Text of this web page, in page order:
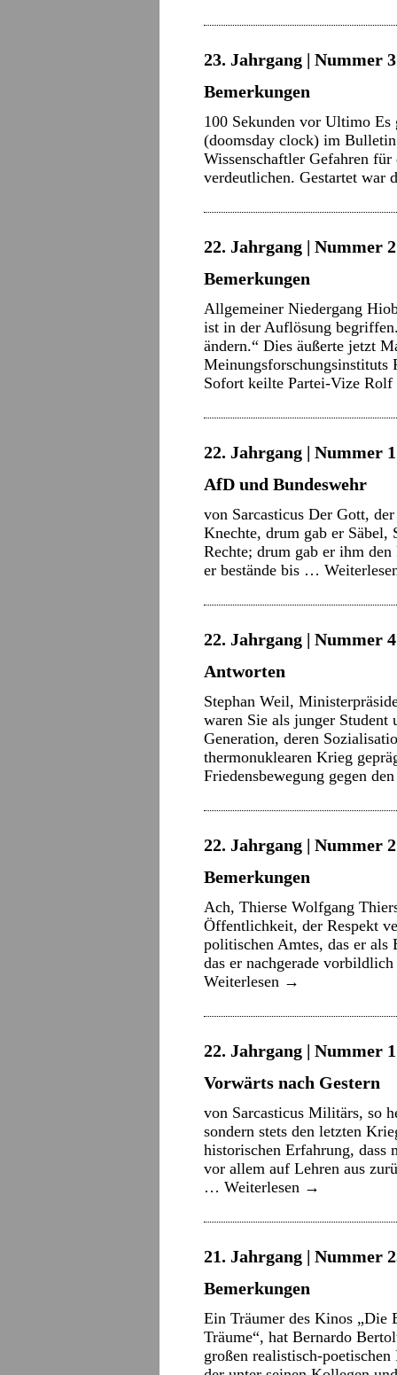
23. Jahrgang | Nummer
Bemerkungen
100 Sekunden vor Ultimo
(doomsday clock) im
Wissenschaftler Gefahren
verdeutlichen. Gestartet
22. Jahrgang | Nummer
Bemerkungen
Allgemeiner Niedergang
ist in der Auflösung
ändern.“ Dies äußerte jetzt
Meinungsforschungsinstituts
Sofort keilte Partei-Vize
22. Jahrgang | Nummer
AfD und Bundeswehr
von Sarcasticus Der Gott,
Knechte, drum gab er Säbel,
Rechte; drum gab er ihm
er bestände bis …
22. Jahrgang | Nummer
Antworten
Stephan Weil,
waren Sie als junger Student
Generation, deren
thermonuklearen Krieg
Friedensbewegung gegen
22. Jahrgang | Nummer
Bemerkungen
Ach, Thierse Wolfgang
Öffentlichkeit, der Respekt
politischen Amtes, das er als
das er nachgerade
Weiterlesen →
22. Jahrgang | Nummer
Vorwärts nach Gestern
von Sarcasticus Militärs, so
sondern stets den letzten
historischen Erfahrung,
vor allem auf Lehren aus
… Weiterlesen →
21. Jahrgang | Nummer
Bemerkungen
Ein Träumer des Kinos „Die
Träume“, hat Bernardo
großen realistisch-